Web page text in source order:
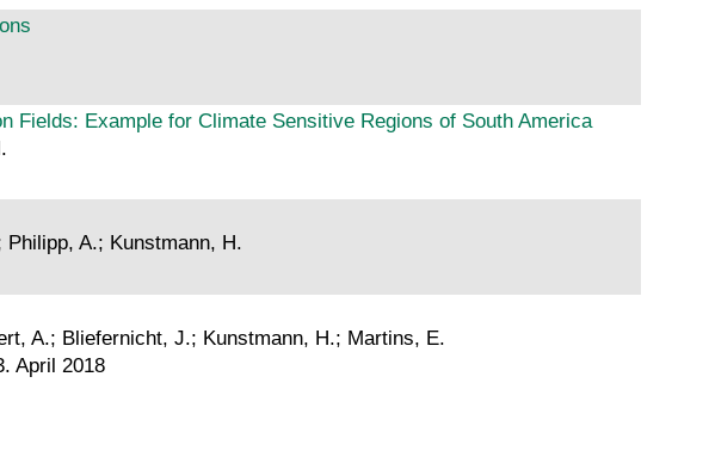
Fields: Example for Climate Sensitive Regions of South America
A.; Kunstmann, H.
A.; Bliefernicht, J.; Kunstmann, H.; Martins, E.
April 2018